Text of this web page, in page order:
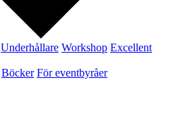
Underhållare Workshop Excellent
Böcker För eventbyråer